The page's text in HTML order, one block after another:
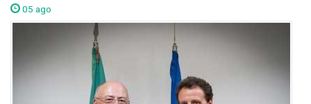
05 ago